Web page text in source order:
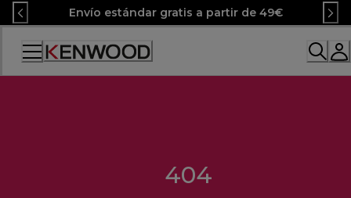
Skip
to
Content
Envío estándar gratis a partir de 49€
Accessibility
Statement
404